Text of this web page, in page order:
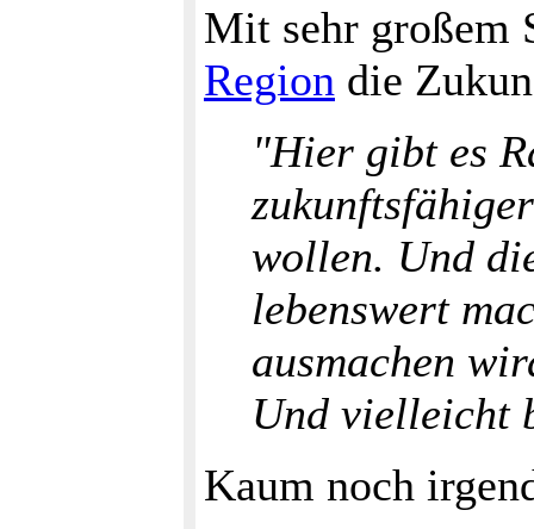
Mit sehr großem
Region die
"Hier gibt es
wollen. Und
lebenswert
ausmachen
Und vielleicht
Kaum noch